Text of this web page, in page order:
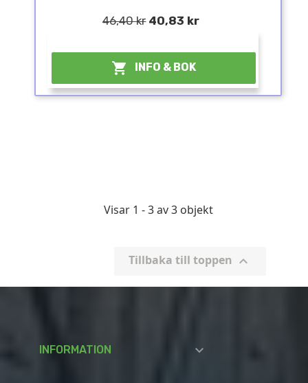
46,40 kr 40,83 kr
 INFO & BOK
Visar 1 - 3 av 3 objekt
Tillbaka till toppen 
INFORMATION 